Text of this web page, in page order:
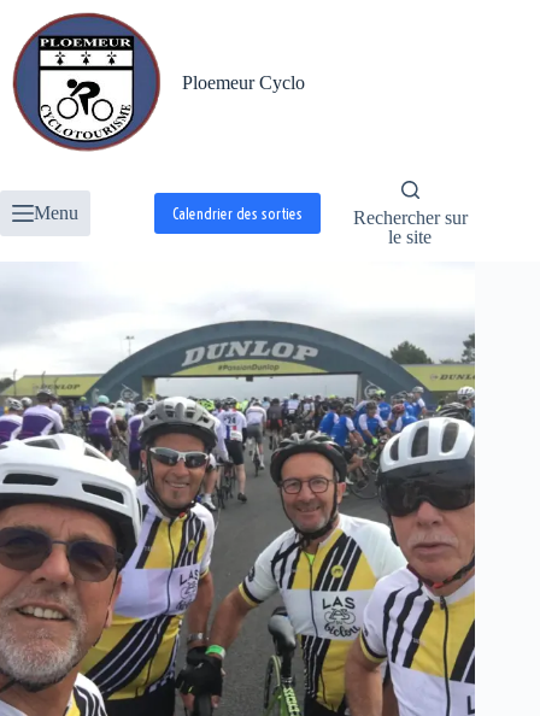
contenu
Ploemeur Cyclo
Menu Calendrier des sorties
Rechercher sur
le site